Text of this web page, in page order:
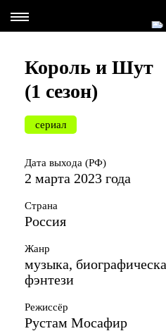
Король и Шут
(1 сезон)
сериал
Дата выхода (РФ)
2 марта 2023 года
Страна
Россия
Жанр
музыка,
фэнтези
Режиссёр
Рустам Мосафир